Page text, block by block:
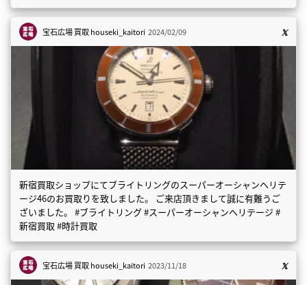
宝石広場 買取houseki_kaitori 2024/02/09
新宿買取ショップにてブライトリングのスーパーオーシャンヘリテ
ージ46のお買取りを致しました。 ご来店頂きまして誠に有難うご
ざいました。 #ブライトリング #スーパーオーシャンヘリテージ #
新宿買取 #時計買取
宝石広場 買取houseki_kaitori 2023/11/18